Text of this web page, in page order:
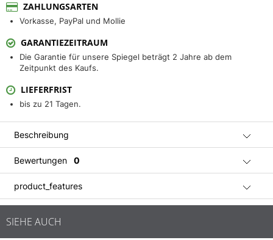
ZAHLUNGSARTEN
Vorkasse, PayPal und Mollie
GARANTIEZEITRAUM
Die Garantie für unsere Spiegel beträgt 2 Jahre ab dem
Zeitpunkt des Kaufs.
LIEFERFRIST
bis zu 21 Tagen.
Beschreibung
Bewertungen 0
product_features
SIEHE AUCH